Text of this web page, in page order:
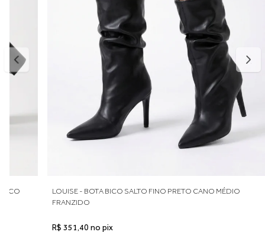
BICO
LOUISE - BOTA BICO SALTO FINO PRETO CANO MÉDIO
FRANZIDO
R$ 351,40 no pix